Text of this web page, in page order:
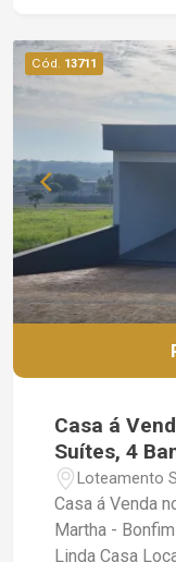
Americana
Varanda
Planejadas;
Solar; Piscina
Madeira;
Elétrica e
Eletrônico e
Cód. 13711
Casa á
Suítes, 4
Terras de
Paulista -
Loteamento
Casa á Venda
Martha -
Linda Casa